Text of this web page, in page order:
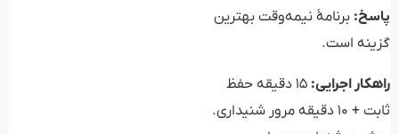
پاسخ: برنامهٔ نیمه‌وقت بهترین
گزینه است.
راهکار اجرایی:
۱۵ دقیقه حفظ
ثابت + ۱۰ دقیقه مرور شنیداری.